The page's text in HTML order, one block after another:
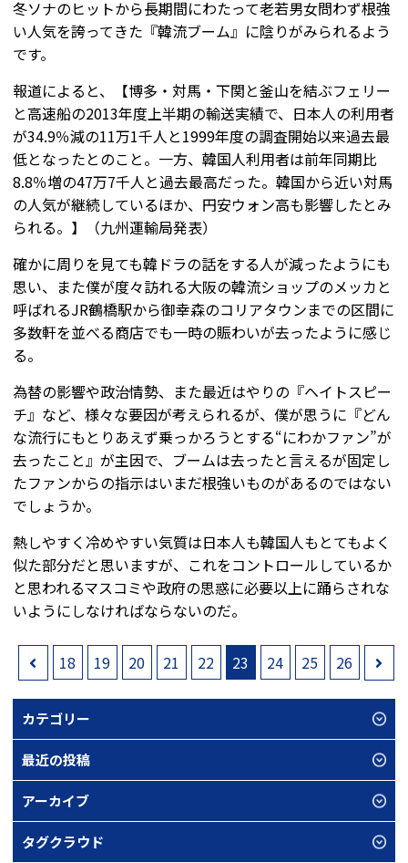
冬ソナのヒットから長期間にわたって老若男女問わず根強
い人気を誇ってきた『韓流ブーム』に陰りがみられるよう
です。
報道によると、【博多・対馬・下関と釜山を結ぶフェリー
と高速船の2013年度上半期の輸送実績で、日本人の利用者
が34.9％減の11万1千人と1999年度の調査開始以来過去最
低となったとのこと。一方、韓国人利用者は前年同期比
8.8％増の47万7千人と過去最高だった。韓国から近い対馬
の人気が継続しているほか、円安ウォン高も影響したとみ
られる。】（九州運輸局発表）
確かに周りを見ても韓ドラの話をする人が減ったようにも
思い、また僕が度々訪れる大阪の韓流ショップのメッカと
呼ばれるJR鶴橋駅から御幸森のコリアタウンまでの区間に
多数軒を並べる商店でも一時の賑わいが去ったように感じ
る。
為替の影響や政治情勢、また最近はやりの『ヘイトスピー
チ』など、様々な要因が考えられるが、僕が思うに『どん
な流行にもとりあえず乗っかろうとする“にわかファン”が
去ったこと』が主因で、ブームは去ったと言えるが固定し
たファンからの指示はいまだ根強いものがあるのではない
でしょうか。
熱しやすく冷めやすい気質は日本人も韓国人もとてもよく
似た部分だと思いますが、これをコントロールしているか
と思われるマスコミや政府の思惑に必要以上に踊らされな
いようにしなければならないのだ。
18 19 20 21 22 23 24 25 26
カテゴリー
最近の投稿
アーカイブ
タグクラウド